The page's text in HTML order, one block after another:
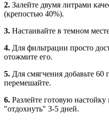
2. Залейте двумя литрами
(крепостью 40%).
3. Настаивайте в темном
4. Для фильтрации просто
отожмите его.
5. Для смягчения добавьте 60
перемешайте.
6. Разлейте готовую
"отдохнуть" 3-5 дней.